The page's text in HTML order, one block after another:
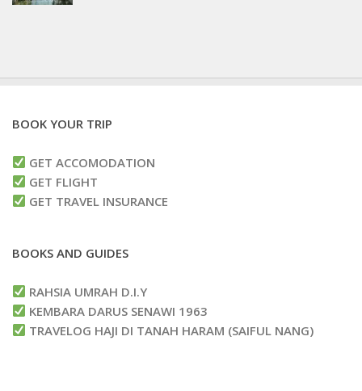
BOOK YOUR TRIP
GET ACCOMODATION
GET FLIGHT
GET TRAVEL INSURANCE
BOOKS AND GUIDES
RAHSIA UMRAH D.I.Y
KEMBARA DARUS SENAWI 1963
TRAVELOG HAJI DI TANAH HARAM (SAIFUL NANG)